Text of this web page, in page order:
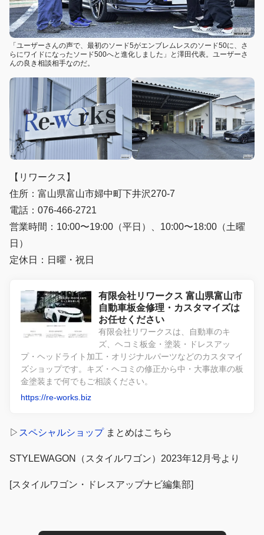
「ユーザーさんの声で、最初のソード5がエンブレムレスのソード50に、さ
らにワイドになったソード500へと進化しました」と澤田代表。ユーザーさ
んの良き相談相手なのだ。
【リワークス】
住所：富山県富山市婦中町下井沢270-7
電話：076-466-2721
営業時間：10:00〜19:00（平日）、10:00〜18:00（土曜
日）
定休日：日曜・祝日
有限会社リワークス 富山県富山市
自動車板金修理・カスタマイズは
お任せください
有限会社リワークスは、自動車のキ
ズ、ヘコミ板金・塗装・ドレスアッ
プ・ヘッドライト加工・オリジナルパーツなどのカスタマイ
ズショップです。キズ・ヘコミの修正から中・大事故車の板
金塗装まで何でもご相談ください。
https://re-works.biz
▷ スペシャルショップまとめはこちら
STYLEWAGON（スタイルワゴン）2023年12月号より
[スタイルワゴン・ドレスアップナビ編集部]